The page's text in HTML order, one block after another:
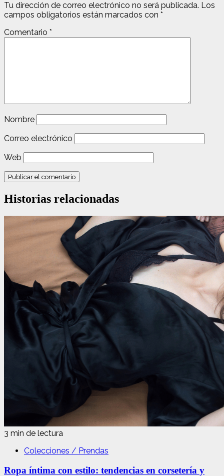
Tu dirección de correo electrónico no será publicada. Los
campos obligatorios están marcados con *
Comentario *
Nombre
Correo electrónico
Web
Historias relacionadas
3 min de lectura
Colecciones / Prendas
Ropa íntima con estilo: tendencias en corsetería y